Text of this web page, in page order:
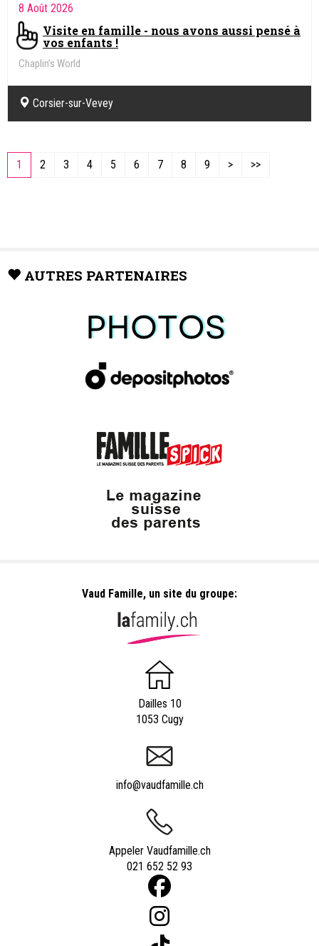
8 Août 2026
Visite en famille - nous avons aussi pensé à
vos enfants !
Chaplin’s World
Corsier-sur-Vevey
1 2 3 4 5 6 7 8 9 > >>
AUTRES PARTENAIRES
Vaud Famille, un site du groupe:
Dailles 10
1053 Cugy
info@vaudfamille.ch
Appeler Vaudfamille.ch
021 652 52 93